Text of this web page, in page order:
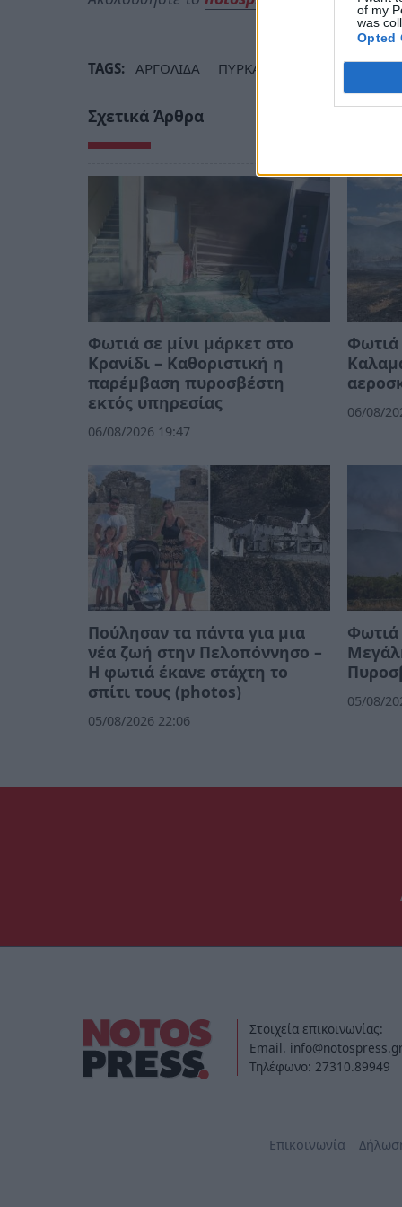
of my
was
Opted
TAGS: ΑΡΓΟΛΙΔΑ ΠΥΡΚΑΓΙΑ ΔΑΣΙΚΗ
Σχετικά Άρθρα
Φωτιά σε μίνι μάρκετ στο
Κρανίδι – Καθοριστική η
παρέμβαση πυροσβέστη
εκτός υπηρεσίας
06/08/2026 19:47
Φωτιά
06/08/
Πούλησαν τα πάντα για μια
νέα ζωή στην Πελοπόννησο –
Η φωτιά έκανε στάχτη το
σπίτι τους (photos)
05/08/2026 22:06
Φωτιά
05/08/
Στοιχεία επικοινωνίας:
Email. info@notospress.gr
Τηλέφωνο: 27310.89949
Επικοινωνία